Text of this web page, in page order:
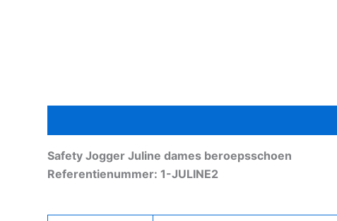
Safety Jogger Juline dames beroepsschoen
Referentienummer: 1-JULINE2